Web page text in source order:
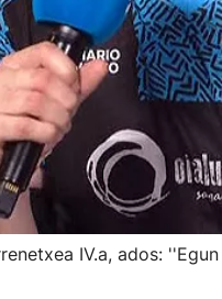
IV.a, ados: